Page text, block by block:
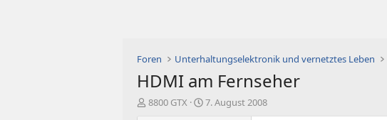
Foren Unterhaltungselektronik und vernetztes Leben
HDMI am Fernseher
E
8800 GTX
E
7. August 2008